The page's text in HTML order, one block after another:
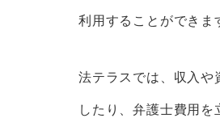
利用することができま
法テラスでは、収入や
したり、弁護士費用を